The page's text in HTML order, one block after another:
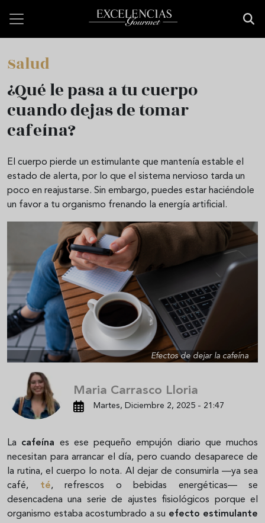
Salud
¿Qué le pasa a tu cuerpo
cuando dejas de tomar
cafeína?
El cuerpo pierde un estimulante que mantenía estable el
estado de alerta, por lo que el sistema nervioso tarda un
poco en reajustarse. Sin embargo, puedes estar haciéndole
un favor a tu organismo frenando la energía artificial.
Efectos de dejar la cafeína
Maria Carrasco Lloria
Martes, Diciembre 2, 2025 - 21:47
La cafeína es ese pequeño empujón diario que muchos
necesitan para arrancar el día, pero cuando desaparece de
la rutina, el cuerpo lo nota. Al dejar de consumirla —ya sea
café, té, refrescos o bebidas energéticas— se
desencadena una serie de ajustes fisiológicos porque el
organismo estaba acostumbrado a su efecto estimulante